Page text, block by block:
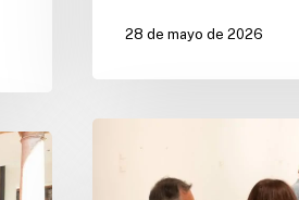
28 de mayo de 2026
Negocios